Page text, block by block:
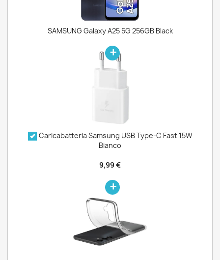
SAMSUNG Galaxy A25 5G 256GB Black
Caricabatteria Samsung USB Type-C Fast 15W
Bianco
9,99 €